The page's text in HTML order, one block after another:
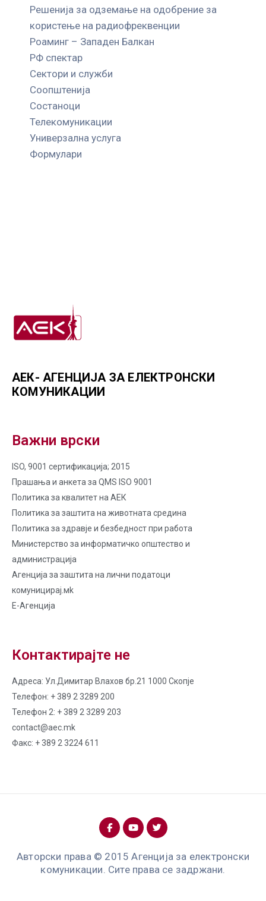
Решенија за одземање на одобрение за
користење на радиофреквенции
Роаминг – Западен Балкан
РФ спектар
Сектори и служби
Соопштенија
Состаноци
Телекомуникации
Универзална услуга
Формулари
АЕК- АГЕНЦИЈА ЗА ЕЛЕКТРОНСКИ
КОМУНИКАЦИИ
Важни врски
ISO, 9001 сертификација; 2015
Прашања и анкета за QMS ISO 9001
Политика за квалитет на AЕК
Политика за заштита на животната средина
Политика за здравје и безбедност при работа
Министерство за информатичко општество и
администрација
Агенција за заштита на лични податоци
комуницирај.мk
Е-Агенција
Контактирајте не
Адреса: Ул.Димитар Влахов бр.21 1000 Скопје
Телефон: + 389 2 3289 200
Телефон 2: + 389 2 3289 203
contact@aec.mk
Факс: + 389 2 3224 611
Авторски права © 2015 Агенција за електронски
комуникации. Сите права се задржани.